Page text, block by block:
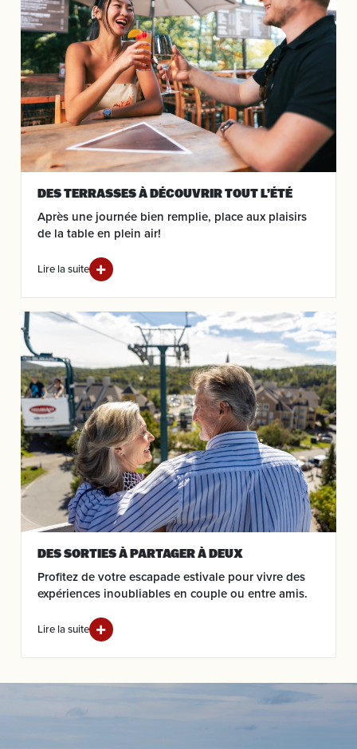
DES TERRASSES À DÉCOUVRIR TOUT L’ÉTÉ
Après une journée bien remplie, place aux plaisirs
de la table en plein air!
Lire la suite
DES SORTIES À PARTAGER À DEUX
Profitez de votre escapade estivale pour vivre des
expériences inoubliables en couple ou entre amis.
Lire la suite